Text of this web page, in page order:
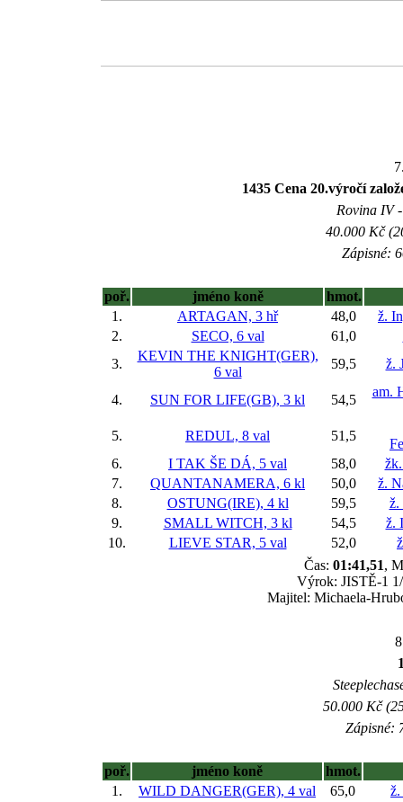
1435 Cena 20.výročí
Rovina IV
40.000 Kč
Zápisné:
poř. jméno koně
hmot.
1.
ARTAGAN, 3 hř 48,0
ž.
2.
SECO, 6 val 61,0
3.
KEVIN THE KNIGHT(GER),
6 val
59,5 ž.
4. SUN FOR LIFE(GB), 3 kl 54,5
am.
5. REDUL, 8 val 51,5
6.
I TAK ŠE DÁ, 5 val 58,0
7.
QUANTANAMERA, 6 kl 50,0
ž.
8.
OSTUNG(IRE), 4 kl 59,5
ž.
9.
SMALL WITCH, 3 kl 54,5
ž.
10.
LIEVE STAR, 5 val 52,0
Čas: 01:41,51,
Výrok: JISTĚ-1
Majitel: Michaela-
50.000 Kč
Zápisné:
poř. jméno koně
hmot.
1.
WILD DANGER(GER), 4 val 65,0
ž.